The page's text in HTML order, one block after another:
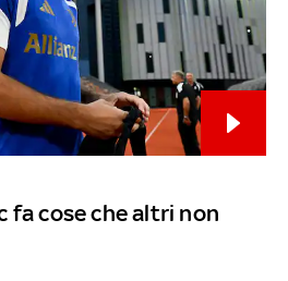
fa cose che altri non